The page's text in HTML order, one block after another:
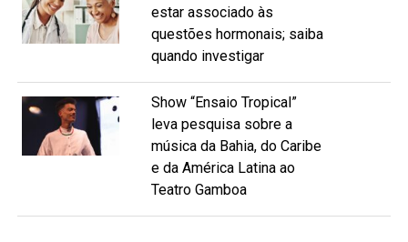
estar associado às
questões hormonais; saiba
quando investigar
Show “Ensaio Tropical”
leva pesquisa sobre a
música da Bahia, do Caribe
e da América Latina ao
Teatro Gamboa